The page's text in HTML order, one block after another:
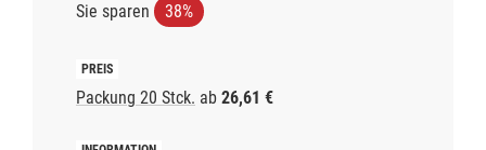
Sie sparen 38%
Packung 20 Stck. ab 26,61 €